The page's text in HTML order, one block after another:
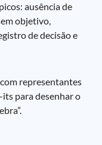
ausência de
objetivo,
de decisão e
representantes
its para desenhar o